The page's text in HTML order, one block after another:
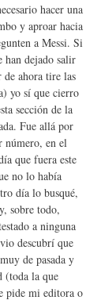
hacer una
y aproar hacia
a Messi. Si
han dejado salir
de ahora tire las
yo sí que cierro
sección de la
Fue allá por
número, en el
que fuera este
no lo había
día lo busqué,
sobre todo,
a ninguna
descubrí que
de pasada y
(toda la que
pide mi editora o